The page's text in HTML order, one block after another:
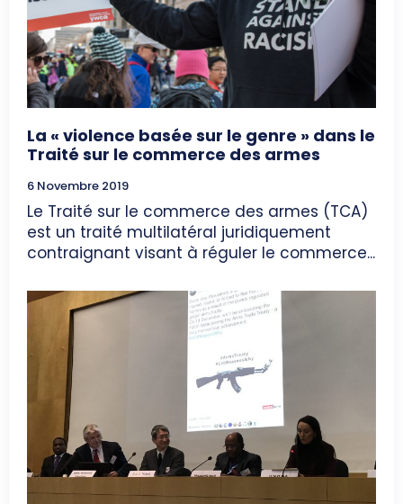
La « violence basée sur le genre » dans le
Traité sur le commerce des armes
6 Novembre 2019
Le Traité sur le commerce des armes (TCA)
est un traité multilatéral juridiquement
contraignant visant à réguler le commerce...